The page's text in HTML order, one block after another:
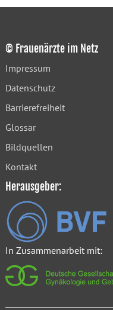
© Frauenärzte im Netz
Impressum
Datenschutz
Barrierefreiheit
Glossar
Bildquellen
Kontakt
Herausgeber:
In Zusammenarbeit mit: